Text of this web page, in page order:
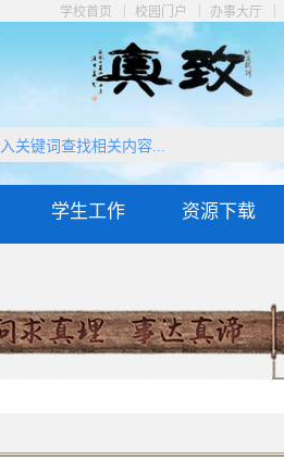
学校首页 校园门户 办事大厅
学生工作 资源下载